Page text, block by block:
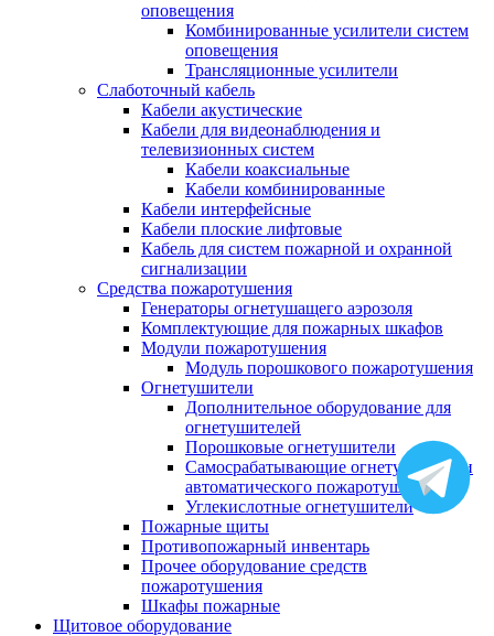
оповещения
Комбинированные усилители систем
оповещения
Трансляционные усилители
Слаботочный кабель
Кабели акустические
Кабели для видеонаблюдения и
телевизионных систем
Кабели коаксиальные
Кабели комбинированные
Кабели интерфейсные
Кабели плоские лифтовые
Кабель для систем пожарной и охранной
сигнализации
Средства пожаротушения
Генераторы огнетушащего аэрозоля
Комплектующие для пожарных шкафов
Модули пожаротушения
Модуль порошкового пожаротушения
Огнетушители
Дополнительное оборудование для
огнетушителей
Порошковые огнетушители
Самосрабатывающие огнетушители и
автоматического пожаротушения
Углекислотные огнетушители
Пожарные щиты
Противопожарный инвентарь
Прочее оборудование средств
пожаротушения
Шкафы пожарные
Щитовое оборудование